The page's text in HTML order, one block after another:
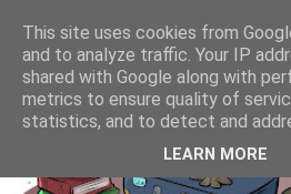
This site uses cookies from
and to analyze traffic. Your IP
shared with Google along with
metrics to ensure quality of
statistics, and to detect and
LEARN MORE